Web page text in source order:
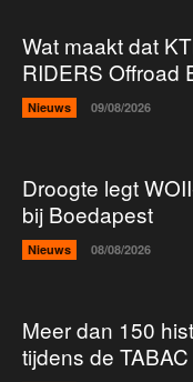
Wat maakt dat
RIDERS Offroad
Nieuws 09/08/2026
Droogte legt
bij Boedapest
Nieuws 08/08/2026
Meer dan 150
tijdens de